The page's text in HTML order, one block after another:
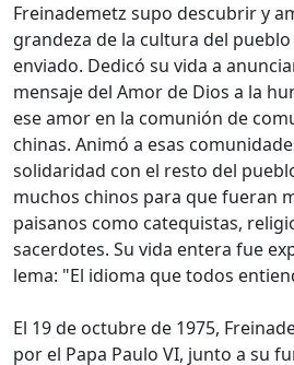
Freinademetz supo descubrir y
grandeza de la cultura del
enviado. Dedicó su vida a
mensaje del Amor de Dios a la
ese amor en la comunión de
chinas. Animó a esas
solidaridad con el resto del
muchos chinos para que fueran
paisanos como catequistas,
sacerdotes. Su vida entera fue
lema: "El idioma que todos
El 19 de octubre de 1975,
por el Papa Paulo VI, junto a su